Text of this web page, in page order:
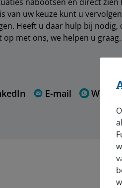
van uw keuze kunt u
Heeft u daar hulp bij nodig,
met ons, we helpen u graag.
E-mail